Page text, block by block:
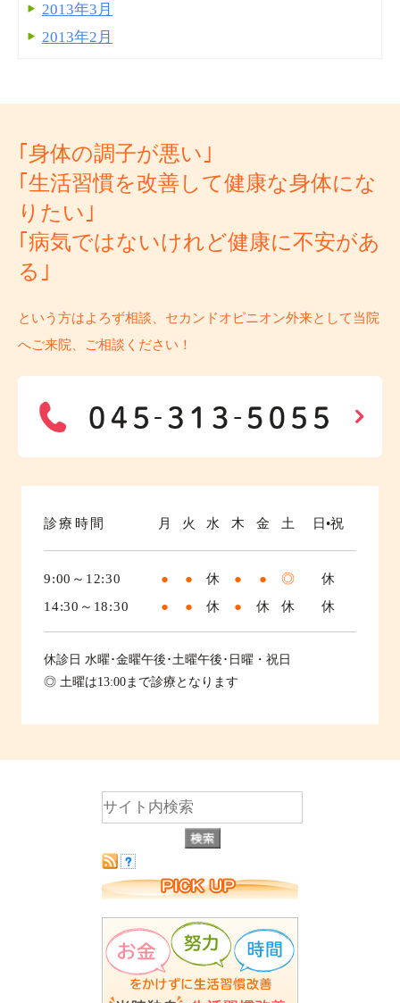
2013年3月
2013年2月
｢身体の調子が悪い｣
｢生活習慣を改善して健康な身体にな
りたい｣
｢病気ではないけれど健康に不安があ
る｣
という方はよろず相談、セカンドオピニオン外来として当院
へご来院、ご相談ください！
診療時間 月 火 水 木 金 土 日•祝
9:00～12:30 ● ● 休 ● ● ◎
休
14:30～18:30
● ● 休 ● 休 休 休
休診日 水曜･金曜午後･土曜午後･日曜・祝日
◎ 土曜は13:00まで診療となります